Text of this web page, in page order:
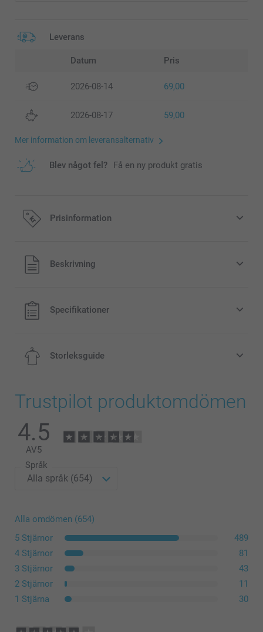
Leverans
Datum Pris
2026-08-14 69,00
2026-08-17 59,00
Mer information om leveransalternativ
Blev något fel? Få en ny produkt gratis
Prisinformation
Alla priser är i svenska kronor (SEK), inklusive moms och
exklusive porto.
Beskrivning
Specifikationer
Stryka
Kemtvätt
Storleksguide
45,5 cm
Trustpilot produktomdömen
4.5
AV5
Språk
Alla omdömen (654)
5 Stjärnor
489
4 Stjärnor
81
3 Stjärnor
43
2 Stjärnor
11
1 Stjärna
30